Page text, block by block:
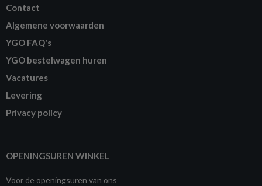
Contact
Algemene voorwaarden
YGO FAQ's
YGO bestelwagen huren
Vacatures
Levering
Privacy policy
OPENINGSUREN WINKEL
Voor de openingsuren van ons